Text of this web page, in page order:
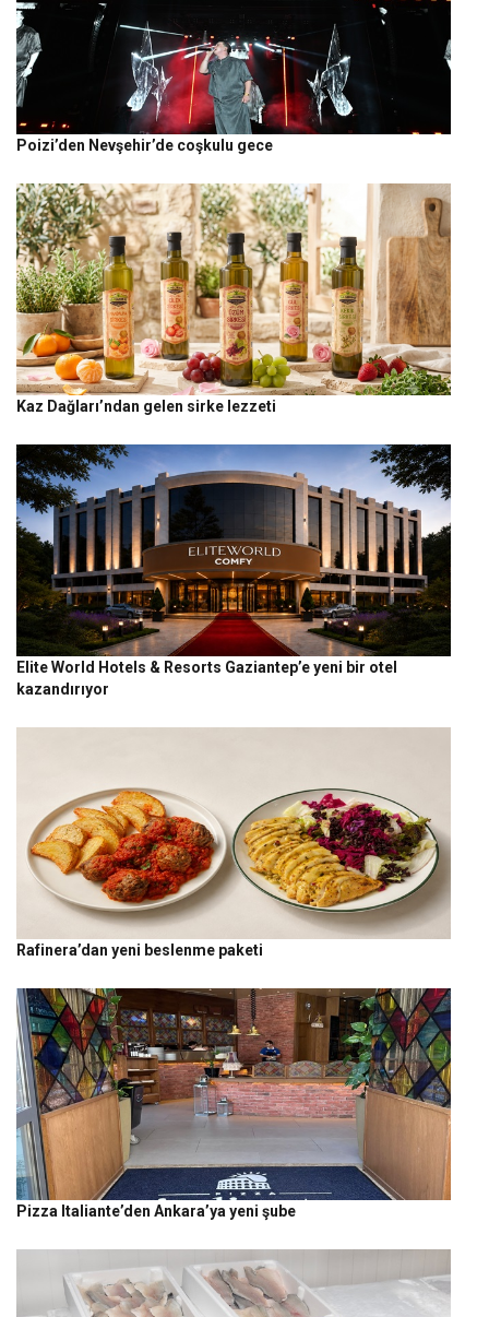
Poizi’den Nevşehir’de coşkulu gece
Kaz Dağları’ndan gelen sirke lezzeti
Elite World Hotels & Resorts Gaziantep’e yeni bir otel
kazandırıyor
Rafinera’dan yeni beslenme paketi
Pizza Italiante’den Ankara’ya yeni şube